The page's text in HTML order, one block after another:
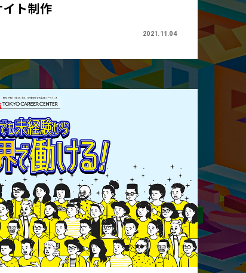
ト制作
2021.11.04